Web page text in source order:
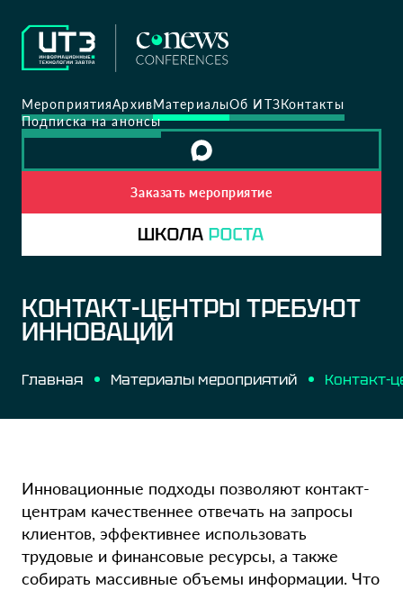
МероприятияАрхивМатериалыОб ИТЗКонтакты
Подписка на анонсы
Заказать мероприятие
КОНТАКТ-ЦЕНТРЫ ТРЕБУЮТ
ИННОВАЦИЙ
Главная Материалы мероприятий Контакт-
Инновационные подходы позволяют контакт-
центрам качественнее отвечать на запросы
клиентов, эффективнее использовать
трудовые и финансовые ресурсы, а также
собирать массивные объемы информации. Что